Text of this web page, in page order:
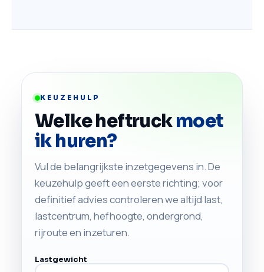
KEUZEHULP
Welke heftruckmoet
ik huren?
Vul de belangrijkste inzetgegevens in. De
keuzehulp geeft een eerste richting; voor
definitief advies controleren we altijd last,
lastcentrum, hefhoogte, ondergrond,
rijroute en inzeturen.
Lastgewicht